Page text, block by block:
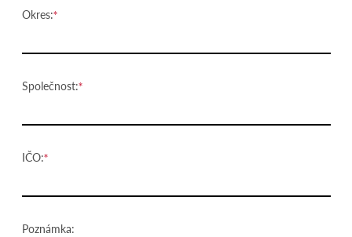
Okres:
Společnost:
IČO:
Poznámka: